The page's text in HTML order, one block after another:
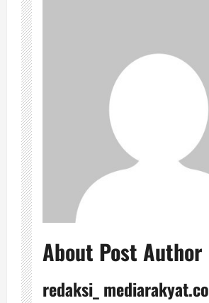
About Post Author
redaksi_ mediarakyat.co